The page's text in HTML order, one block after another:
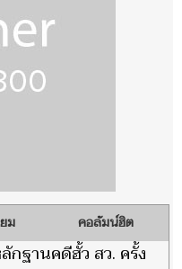
ม คอลัมน์ฮิต
ฐานคดีฮั้ว สว. ครั้ง